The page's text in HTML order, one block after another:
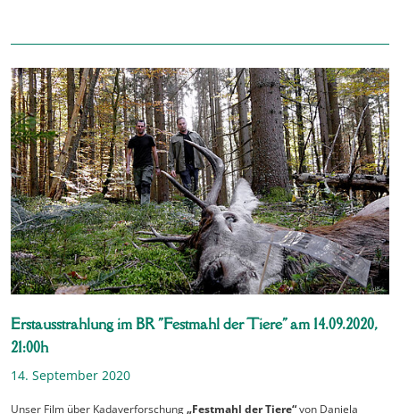
Erstausstrahlung im BR "Festmahl der Tiere" am 14.09.2020,
21:00h
14. September 2020
Unser Film über Kadaverforschung„Festmahl der Tiere“von Daniela